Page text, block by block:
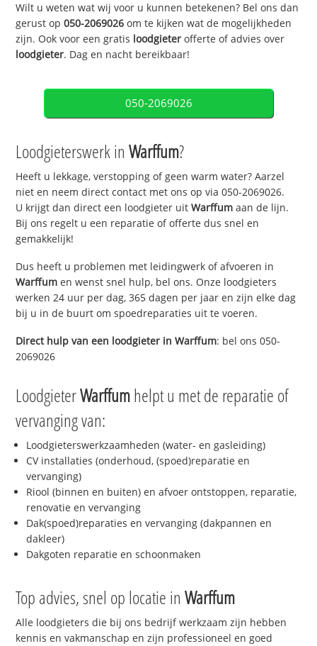
Wilt u weten wat wij voor u kunnen betekenen? Bel ons dan
gerust op050-2069026 om te kijken wat de mogelijkheden
zijn. Ook voor een gratis loodgieter offerte of advies over
loodgieter. Dag en nacht bereikbaar!
050-2069026
Loodgieterswerk inWarffum?
Heeft u lekkage, verstopping of geen warm water? Aarzel
niet en neem direct contact met ons op via 050-2069026.
U krijgt dan direct een loodgieter uitWarffum aan de lijn.
Bij ons regelt u een reparatie of offerte dus snel en
gemakkelijk!
Dus heeft u problemen met leidingwerk of afvoeren in
Warffum en wenst snel hulp, bel ons. Onze loodgieters
werken 24 uur per dag, 365 dagen per jaar en zijn elke dag
bij u in de buurt om spoedreparaties uit te voeren.
Direct hulp van een loodgieter inWarffum: bel ons 050-
2069026
LoodgieterWarffumhelpt u met de reparatie of
vervanging van:
Loodgieterswerkzaamheden (water- en gasleiding)
CV installaties (onderhoud, (spoed)reparatie en
vervanging)
Riool (binnen en buiten) en afvoer ontstoppen, reparatie,
renovatie en vervanging
Dak(spoed)reparaties en vervanging (dakpannen en
dakleer)
Dakgoten reparatie en schoonmaken
Top advies, snel op locatie inWarffum
Alle loodgieters die bij ons bedrijf werkzaam zijn hebben
kennis en vakmanschap en zijn professioneel en goed